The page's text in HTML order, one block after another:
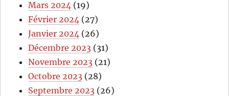
Mars 2024 (19)
Février 2024 (27)
Janvier 2024 (26)
Décembre 2023 (31)
Novembre 2023 (21)
Octobre 2023 (28)
Septembre 2023 (26)